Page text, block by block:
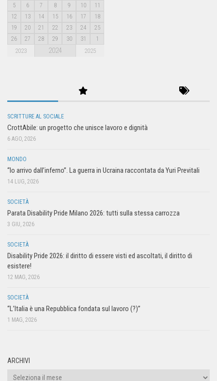
5
6 7 8 9 10
11
12
13 14 15 16 17
18
19
20 21 22 23 24
25
26
27 28 29 30 31 1
2023 2024 2025
SCRITTURE AL SOCIALE
CrottAbile: un progetto che unisce lavoro e dignità
6 AGO, 2026
MONDO
“Io arrivo dall’inferno”. La guerra in Ucraina raccontata da Yuri Previtali
14 LUG, 2026
SOCIETÀ
Parata Disability Pride Milano 2026: tutti sulla stessa carrozza
3 GIU, 2026
SOCIETÀ
Disability Pride 2026: il diritto di essere visti ed ascoltati, il diritto di
esistere!
12 MAG, 2026
SOCIETÀ
“L’Italia è una Repubblica fondata sul lavoro (?)”
1 MAG, 2026
ARCHIVI